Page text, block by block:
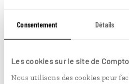
Consentement Détails
Les cookies sur le site de
Nous utilisons des cookies pour
5 bonnes raisons de
hiver
bédouin au cœur du désert
se balader dans les villages